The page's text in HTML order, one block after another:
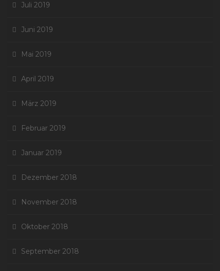
Juli 2019
Juni 2019
Mai 2019
April 2019
März 2019
Februar 2019
Januar 2019
Dezember 2018
November 2018
Oktober 2018
September 2018